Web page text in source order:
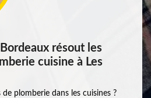
résout les
cuisine à Les
plomberie dans les cuisines ?